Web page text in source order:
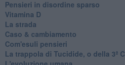
Pensieri in disordine sparso
Vitamina D
La strada
Caso & cambiamento
Com'esuli pensieri
La trappola di Tucidide, o della 3ª C